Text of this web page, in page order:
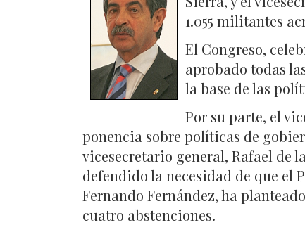
1.055 militantes
El Congreso,
aprobado todas
la base de las
Por su parte, el
ponencia sobre políticas de
vicesecretario general, Rafael de
defendido la necesidad de que el
Fernando Fernández, ha
cuatro abstenciones.